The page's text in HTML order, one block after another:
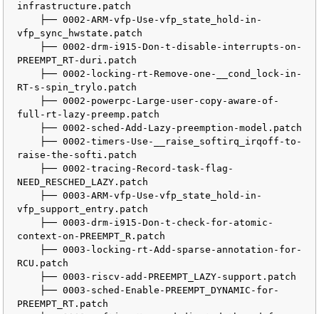
infrastructure.patch
vfp_sync_hwstate.patch
PREEMPT_RT-duri.patch
RT-s-spin_trylo.patch
full-rt-lazy-preemp.patch
raise-the-softi.patch
NEED_RESCHED_LAZY.patch
vfp_support_entry.patch
context-on-PREEMPT_R.patch
RCU.patch
PREEMPT_RT.patch